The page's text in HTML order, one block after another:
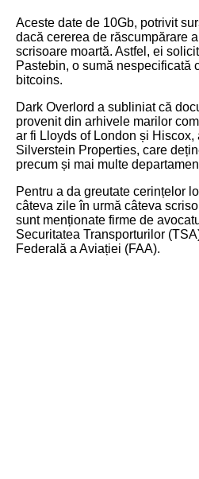
Aceste date de 10Gb, potrivit
dacă cererea de răscumpărare
scrisoare moartă. Astfel, ei
Pastebin, o sumă nespecificată
bitcoins.
Dark Overlord a subliniat că
provenit din arhivele marilor
ar fi Lloyds of London și
Silverstein Properties, care
precum și mai multe
Pentru a da greutate cerințelor
câteva zile în urmă câteva
sunt menționate firme de
Securitatea Transporturilor
Federală a Aviației (FAA).